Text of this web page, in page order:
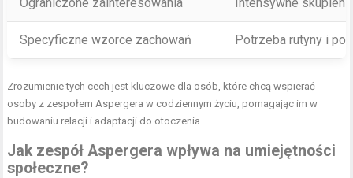
Specyficzne wzorce zachowań Potrzeba rutyny i
Zrozumienie tych cech jest kluczowe dla osób, które chcą wspierać
osoby z zespołem Aspergera w codziennym życiu, pomagając im w
budowaniu relacji i adaptacji do otoczenia.
Jak zespół Aspergera wpływa na umiejętności
społeczne?